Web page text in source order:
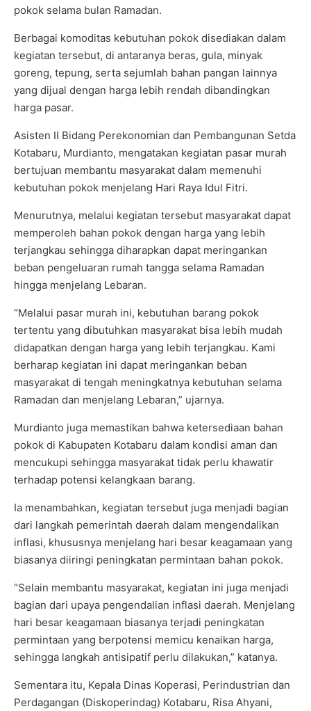
pokok selama bulan Ramadan.
Berbagai komoditas kebutuhan pokok disediakan dalam
kegiatan tersebut, di antaranya beras, gula, minyak
goreng, tepung, serta sejumlah bahan pangan lainnya
yang dijual dengan harga lebih rendah dibandingkan
harga pasar.
Asisten II Bidang Perekonomian dan Pembangunan Setda
Kotabaru, Murdianto, mengatakan kegiatan pasar murah
bertujuan membantu masyarakat dalam memenuhi
kebutuhan pokok menjelang Hari Raya Idul Fitri.
Menurutnya, melalui kegiatan tersebut masyarakat dapat
memperoleh bahan pokok dengan harga yang lebih
terjangkau sehingga diharapkan dapat meringankan
beban pengeluaran rumah tangga selama Ramadan
hingga menjelang Lebaran.
“Melalui pasar murah ini, kebutuhan barang pokok
tertentu yang dibutuhkan masyarakat bisa lebih mudah
didapatkan dengan harga yang lebih terjangkau. Kami
berharap kegiatan ini dapat meringankan beban
masyarakat di tengah meningkatnya kebutuhan selama
Ramadan dan menjelang Lebaran,” ujarnya.
Murdianto juga memastikan bahwa ketersediaan bahan
pokok di Kabupaten Kotabaru dalam kondisi aman dan
mencukupi sehingga masyarakat tidak perlu khawatir
terhadap potensi kelangkaan barang.
Ia menambahkan, kegiatan tersebut juga menjadi bagian
dari langkah pemerintah daerah dalam mengendalikan
inflasi, khususnya menjelang hari besar keagamaan yang
biasanya diiringi peningkatan permintaan bahan pokok.
“Selain membantu masyarakat, kegiatan ini juga menjadi
bagian dari upaya pengendalian inflasi daerah. Menjelang
hari besar keagamaan biasanya terjadi peningkatan
permintaan yang berpotensi memicu kenaikan harga,
sehingga langkah antisipatif perlu dilakukan,” katanya.
Sementara itu, Kepala Dinas Koperasi, Perindustrian dan
Perdagangan (Diskoperindag) Kotabaru, Risa Ahyani,